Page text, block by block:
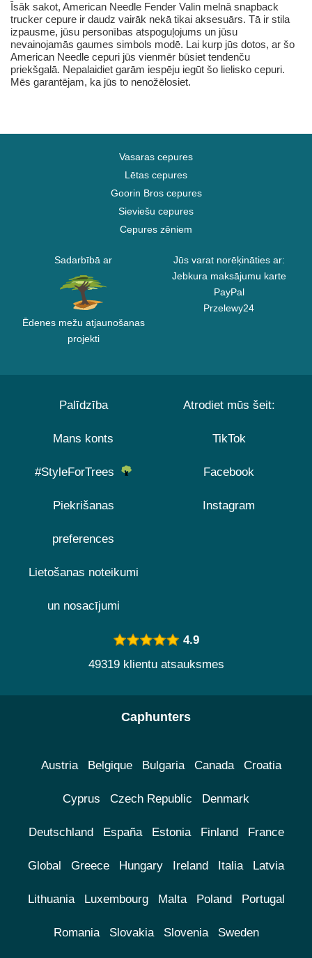
Īsāk sakot, American Needle Fender Valin melnā snapback
trucker cepure ir daudz vairāk nekā tikai aksesuārs. Tā ir stila
izpausme, jūsu personības atspoguļojums un jūsu
nevainojamās gaumes simbols modē. Lai kurp jūs dotos, ar šo
American Needle cepuri jūs vienmēr būsiet tendenču
priekšgalā. Nepalaidiet garām iespēju iegūt šo lielisko cepuri.
Mēs garantējam, ka jūs to nenožēlosiet.
Vasaras cepures
Lētas cepures
Goorin Bros cepures
Sieviešu cepures
Cepures zēniem
Sadarbībā ar
Ēdenes mežu atjaunošanas
projekti
Jūs varat norēķināties ar:
Jebkura maksājumu karte
PayPal
Przelewy24
Palīdzība
Mans konts
#StyleForTrees
Piekrišanas
preferences
Lietošanas noteikumi
un nosacījumi
Atrodiet mūs šeit:
TikTok
Facebook
Instagram
4.9
49319 klientu atsauksmes
Caphunters
Austria Belgique Bulgaria Canada Croatia
Cyprus Czech Republic Denmark
Deutschland España Estonia Finland France
Global Greece Hungary Ireland Italia Latvia
Lithuania Luxembourg Malta Poland Portugal
Romania Slovakia Slovenia Sweden